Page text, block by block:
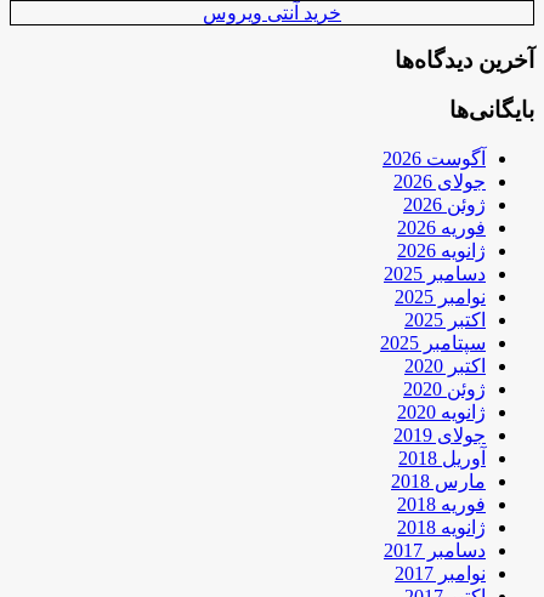
خرید آنتی ویروس
آخرین دیدگاه‌ها
بایگانی‌ها
آگوست 2026
جولای 2026
ژوئن 2026
فوریه 2026
ژانویه 2026
دسامبر 2025
نوامبر 2025
اکتبر 2025
سپتامبر 2025
اکتبر 2020
ژوئن 2020
ژانویه 2020
جولای 2019
آوریل 2018
مارس 2018
فوریه 2018
ژانویه 2018
دسامبر 2017
نوامبر 2017